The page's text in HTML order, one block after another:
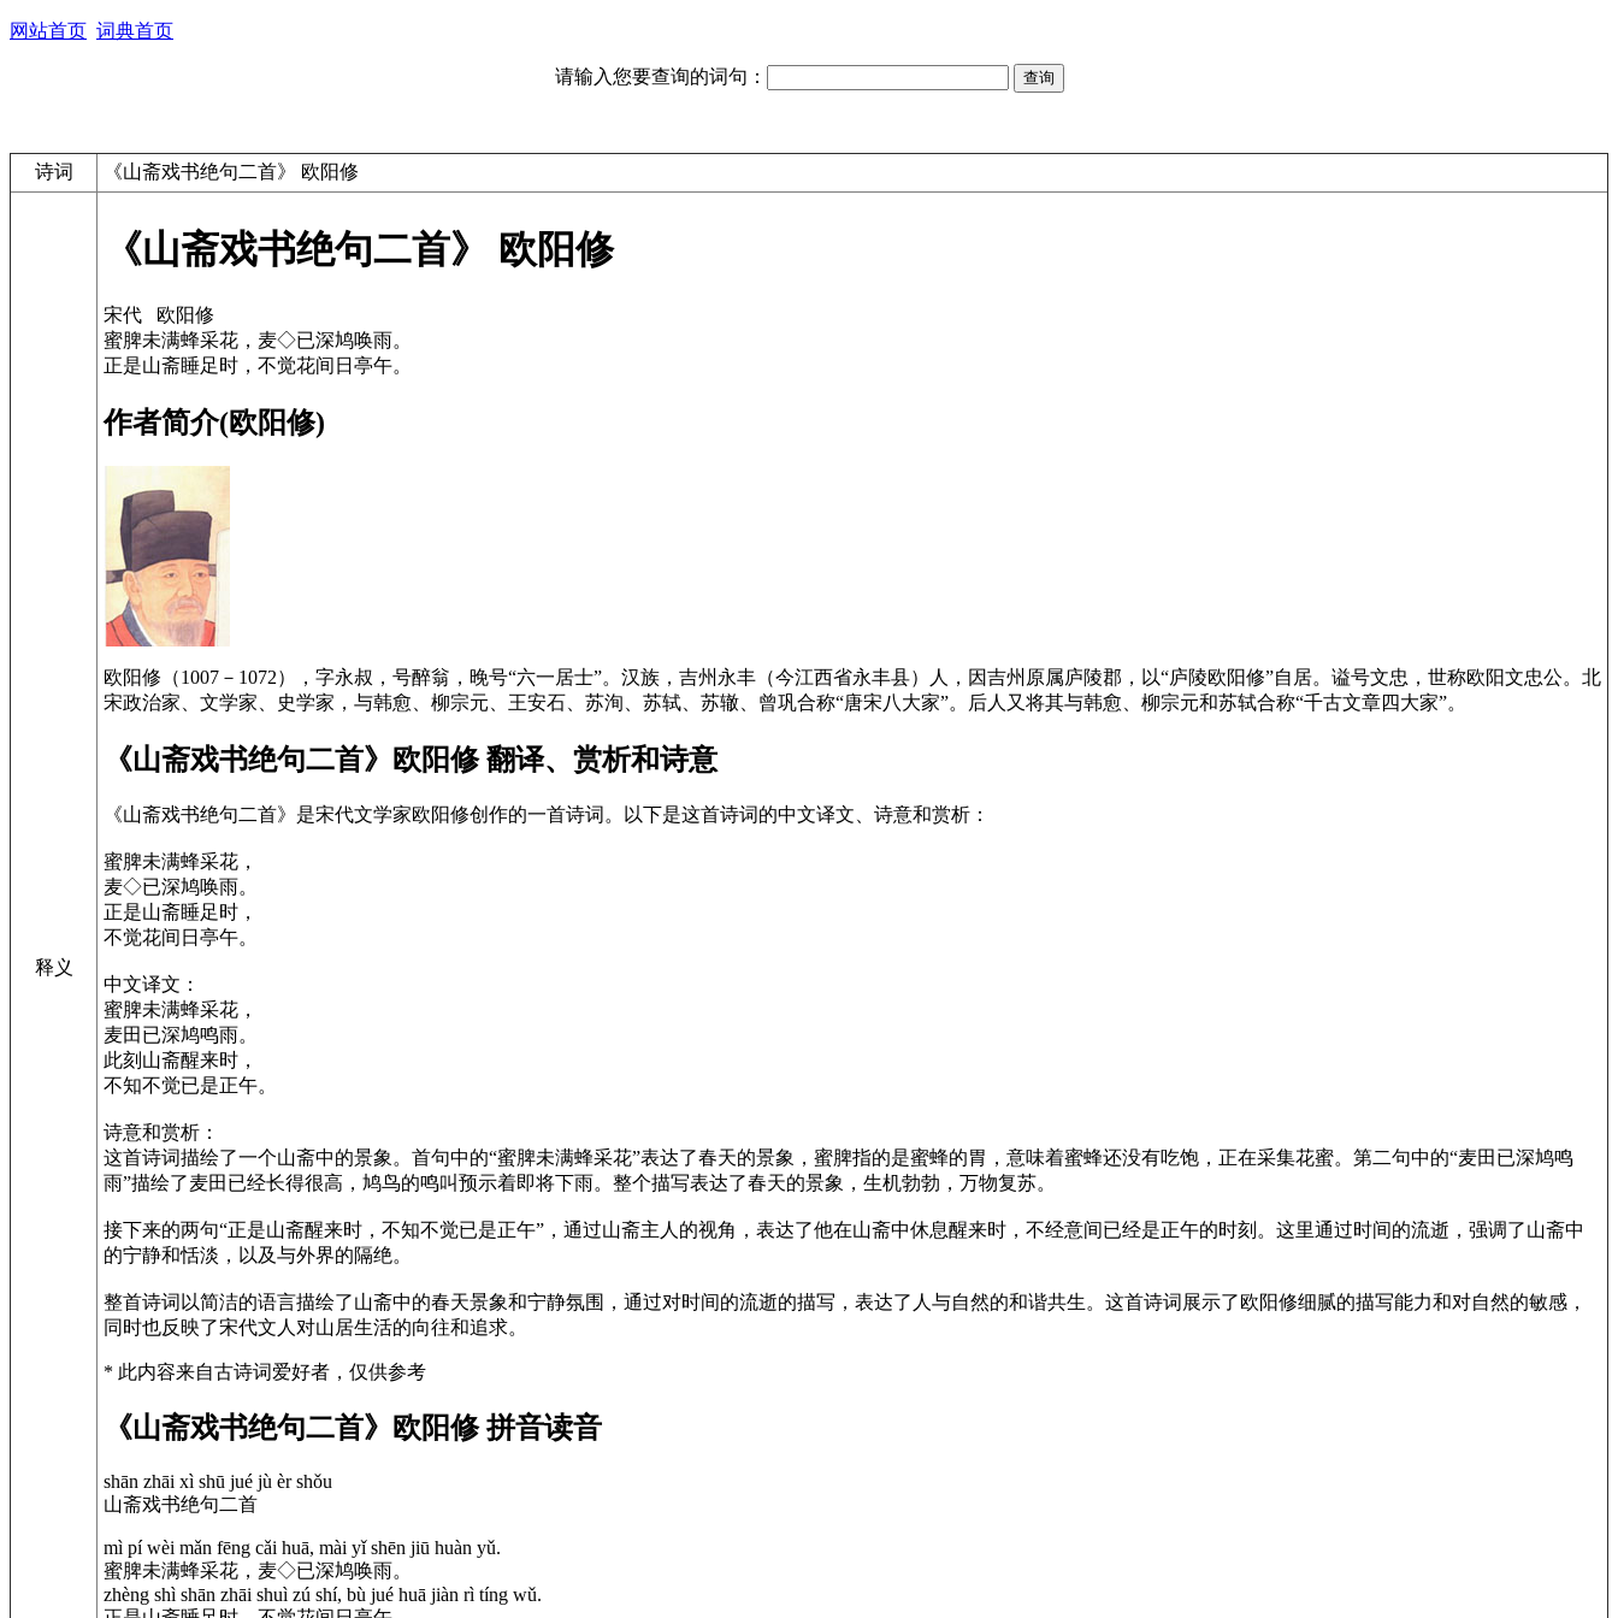
网站首页 词典首页
请输入您要查询的词句：
诗词 《山斋戏书绝句二首》 欧阳修
释义
《山斋戏书绝句二首》 欧阳修
宋代 欧阳修
蜜脾未满蜂采花，麦◇已深鸠唤雨。
正是山斋睡足时，不觉花间日亭午。
作者简介(欧阳修)
欧阳修（1007－1072），字永叔，号醉翁，晚号“六一居士”。汉族，吉州永丰（今江西省永丰县）人，因吉州原属庐陵郡，以“庐陵欧阳修”自居。谥号文忠，世称欧阳文忠公。北
宋政治家、文学家、史学家，与韩愈、柳宗元、王安石、苏洵、苏轼、苏辙、曾巩合称“唐宋八大家”。后人又将其与韩愈、柳宗元和苏轼合称“千古文章四大家”。
《山斋戏书绝句二首》欧阳修 翻译、赏析和诗意
《山斋戏书绝句二首》是宋代文学家欧阳修创作的一首诗词。以下是这首诗词的中文译文、诗意和赏析：
蜜脾未满蜂采花，
麦◇已深鸠唤雨。
正是山斋睡足时，
不觉花间日亭午。
中文译文：
蜜脾未满蜂采花，
麦田已深鸠鸣雨。
此刻山斋醒来时，
不知不觉已是正午。
诗意和赏析：
这首诗词描绘了一个山斋中的景象。首句中的“蜜脾未满蜂采花”表达了春天的景象，蜜脾指的是蜜蜂的胃，意味着蜜蜂还没有吃饱，正在采集花蜜。第二句中的“麦田已深鸠鸣
雨”描绘了麦田已经长得很高，鸠鸟的鸣叫预示着即将下雨。整个描写表达了春天的景象，生机勃勃，万物复苏。
接下来的两句“正是山斋醒来时，不知不觉已是正午”，通过山斋主人的视角，表达了他在山斋中休息醒来时，不经意间已经是正午的时刻。这里通过时间的流逝，强调了山斋中
的宁静和恬淡，以及与外界的隔绝。
整首诗词以简洁的语言描绘了山斋中的春天景象和宁静氛围，通过对时间的流逝的描写，表达了人与自然的和谐共生。这首诗词展示了欧阳修细腻的描写能力和对自然的敏感，
同时也反映了宋代文人对山居生活的向往和追求。
* 此内容来自古诗词爱好者，仅供参考
《山斋戏书绝句二首》欧阳修 拼音读音
shān zhāi xì shū jué jù èr shǒu
山斋戏书绝句二首
mì pí wèi mǎn fēng cǎi huā, mài yǐ shēn jiū huàn yǔ.
蜜脾未满蜂采花，麦◇已深鸠唤雨。
zhèng shì shān zhāi shuì zú shí, bù jué huā jiàn rì tíng wǔ.